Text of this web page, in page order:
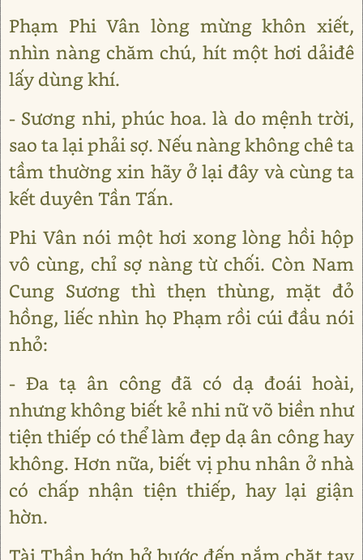
Phạm Phi Vân lòng mừng khôn xiết,
nhìn nàng chăm chú, hít một hơi dảiđê
lấy dùng khí.
- Sương nhi, phúc hoa. là do mệnh trời,
sao ta lại phải sợ. Nếu nàng không chê ta
tầm thường xin hãy ở lại đây và cùng ta
kết duyên Tần Tấn.
Phi Vân nói một hơi xong lòng hồi hộp
vô cùng, chỉ sợ nàng từ chối. Còn Nam
Cung Sương thì thẹn thùng, mặt đỏ
hồng, liếc nhìn họ Phạm rồi cúi đầu nói
nhỏ:
- Đa tạ ân công đã có dạ đoái hoài,
nhưng không biết kẻ nhi nữ võ biền như
tiện thiếp có thể làm đẹp dạ ân công hay
không. Hơn nữa, biết vị phu nhân ở nhà
có chấp nhận tiện thiếp, hay lại giận
hờn.